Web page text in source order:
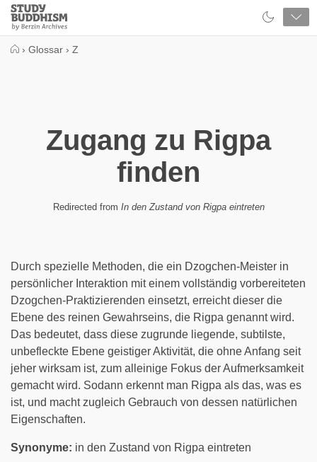
Close
Study
Buddhism
› Glossar › Z
Zugang zu Rigpa
finden
Redirected from In den Zustand von Rigpa eintreten
Durch spezielle Methoden, die ein Dzogchen-Meister in
persönlicher Interaktion mit einem vollständig vorbereiteten
Dzogchen-Praktizierenden einsetzt, erreicht dieser die
Ebene des reinen Gewahrseins, die Rigpa genannt wird.
Das bedeutet, dass diese zugrunde liegende, subtilste,
unbefleckte Ebene geistiger Aktivität, die ohne Anfang seit
jeher wirksam ist, zum alleinige Fokus der Aufmerksamkeit
gemacht wird. Sodann erkennt man Rigpa als das, was es
ist, und macht zugleich Gebrauch von dessen natürlichen
Eigenschaften.
Synonyme: in den Zustand von Rigpa eintreten